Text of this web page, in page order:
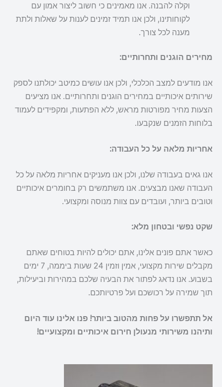
וקלה להבנה. אנו מאמינים כי חשוב ליצור אמון עם
לקוחותינו, ולכן אנו תמיד זמינים לענות על שאלות ולתת
מענה לכל צורך.
מחירים הוגנים ותחרותיים:
אנו מודעים למצב הכלכלי, ולכן אנו עושים כמיטב יכולתנו לספק
שירותים איכותיים במחירים הוגנים ותחרותיים. אנו מציעים
הצעות מחיר מפורטות מראש, ללא הפתעות, ומקפידים לעמוד
בלוחות הזמנים שנקבעו.
אחריות מלאה על כל העבודה:
אנו גאים בעבודה שלנו, ולכן אנו מעניקים אחריות מלאה על כל
העבודה שאנו מבצעים. אנו משתמשים רק בחומרים איכותיים
וטובים ביותר, ועובדים עם צוות מנוסה ומקצועי.
שקט נפשי ובטחון מלא:
כאשר אתם פונים אלינו, אתם יכולים להיות בטוחים שאתם
מקבלים שירות מקצועי, אמין וזמין 24 שעות ביממה, 7 ימים
בשבוע. אנו נדאג לפתור את הבעיה שלכם במהירות וביעילות,
תוך שמירה על רכושכם ועל פרטיותכם.
אל תתפשרו על פחות מהטוב ביותר! פנו אלינו עוד היום
ותיהנו משירותי מנעולן חירום איכותיים ומקצועיים!